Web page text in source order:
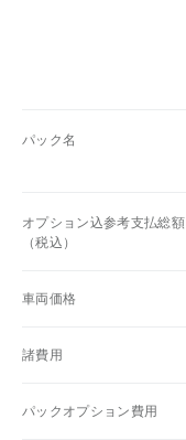
パック名
オプション込参考支払総額
（税込）
車両価格
諸費用
パックオプション費用